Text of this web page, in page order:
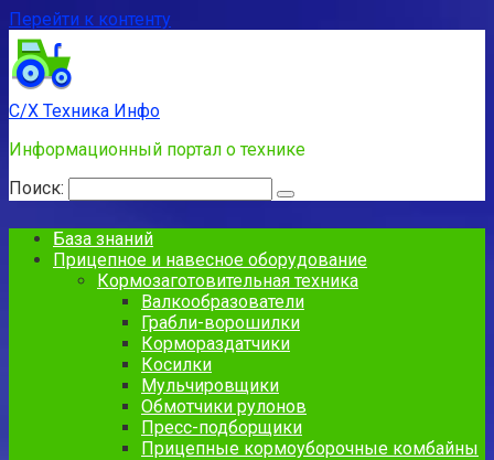
Перейти к контенту
С/Х Техника Инфо
Информационный портал о технике
Поиск:
База знаний
Прицепное и навесное оборудование
Кормозаготовительная техника
Валкообразователи
Грабли-ворошилки
Кормораздатчики
Косилки
Мульчировщики
Обмотчики рулонов
Пресс-подборщики
Прицепные кормоуборочные комбайны